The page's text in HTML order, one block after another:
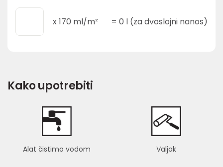
x170 ml/m² = 0 l (za dvoslojni nanos)
Kako upotrebiti
Alat čistimo vodom Valjak